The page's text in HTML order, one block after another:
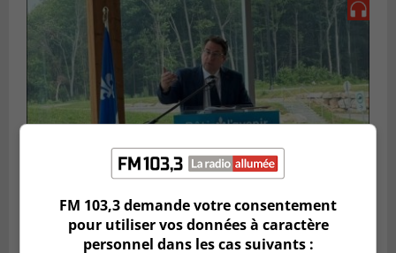
SAINT-HUBERT
Publié le 14 juillet 2026 à 04h58
FM 103,3 demande votre consentement
pour utiliser vos données à caractère
personnel dans les cas suivants :